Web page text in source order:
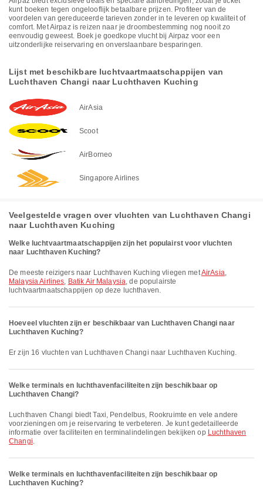
kunt boeken tegen ongelooflijk betaalbare prijzen. Profiteer van de
voordelen van gereduceerde tarieven zonder in te leveren op kwaliteit of
comfort. Met Airpaz is reizen naar je droombestemming nog nooit zo
eenvoudig geweest. Boek je goedkope vlucht bij Airpaz voor een
uitzonderlijke reiservaring en onverslaanbare besparingen.
Lijst met beschikbare luchtvaartmaatschappijen van
Luchthaven Changi naar Luchthaven Kuching
AirAsia
Scoot
AirBorneo
Singapore Airlines
Veelgestelde vragen over vluchten van Luchthaven Changi
naar Luchthaven Kuching
Welke luchtvaartmaatschappijen zijn het populairst voor vluchten
naar Luchthaven Kuching?
De meeste reizigers naar Luchthaven Kuching vliegen metAirAsia,
Malaysia Airlines, Batik Air Malaysia, de populairste
luchtvaartmaatschappijen op deze luchthaven.
Hoeveel vluchten zijn er beschikbaar van Luchthaven Changi naar
Luchthaven Kuching?
Er zijn 16 vluchten van Luchthaven Changi naar Luchthaven Kuching.
Welke terminals en luchthavenfaciliteiten zijn beschikbaar op
Luchthaven Changi?
Luchthaven Changi biedt Taxi, Pendelbus, Rookruimte en vele andere
voorzieningen om je reiservaring te verbeteren. Je kunt gedetailleerde
informatie over faciliteiten en terminalindelingen bekijken op Luchthaven
Changi.
Welke terminals en luchthavenfaciliteiten zijn beschikbaar op
Luchthaven Kuching?